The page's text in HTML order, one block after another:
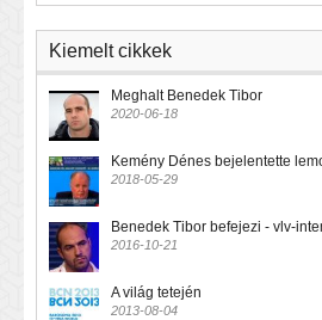
Kiemelt cikkek
Meghalt Benedek Tibor
2020-06-18
Kemény Dénes bejelentette
2018-05-29
Benedek Tibor befejezi - vlv-
2016-10-21
A világ tetején
2013-08-04